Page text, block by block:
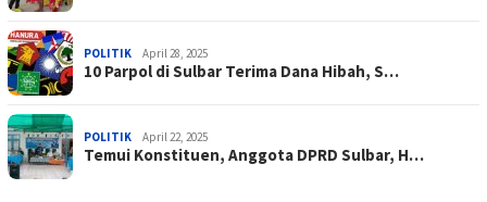
POLITIK April 28, 2025
10 Parpol di Sulbar Terima Dana Hibah, S…
POLITIK April 22, 2025
Temui Konstituen, Anggota DPRD Sulbar, H…